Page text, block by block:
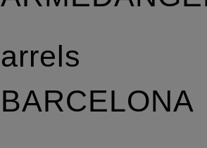
arrels
BARCELONA